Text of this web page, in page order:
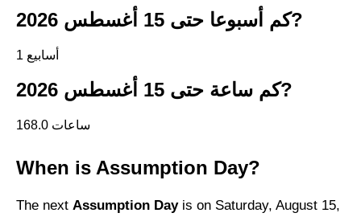
كم أسبوعا حتى 15 أغسطس 2026?
1 أسابيع
كم ساعة حتى 15 أغسطس 2026?
168.0 ساعات
When is Assumption Day?
The next Assumption Dayis on Saturday, August 15,